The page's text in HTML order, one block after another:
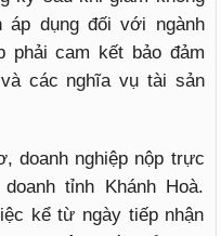
áp dụng đối với ngành
phải cam kết bảo đảm
các nghĩa vụ tài sản
doanh nghiệp nộp trực
tỉnh Khánh Hoà.
kể từ ngày tiếp nhận